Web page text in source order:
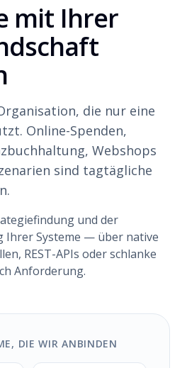
DIE WIR ANBINDEN
mit Ihrer
die nur eine
Online-Spenden,
Webshops
sind tagtägliche
und der
Ihrer Systeme — über native
REST-APIs oder schlanke
Anforderung.